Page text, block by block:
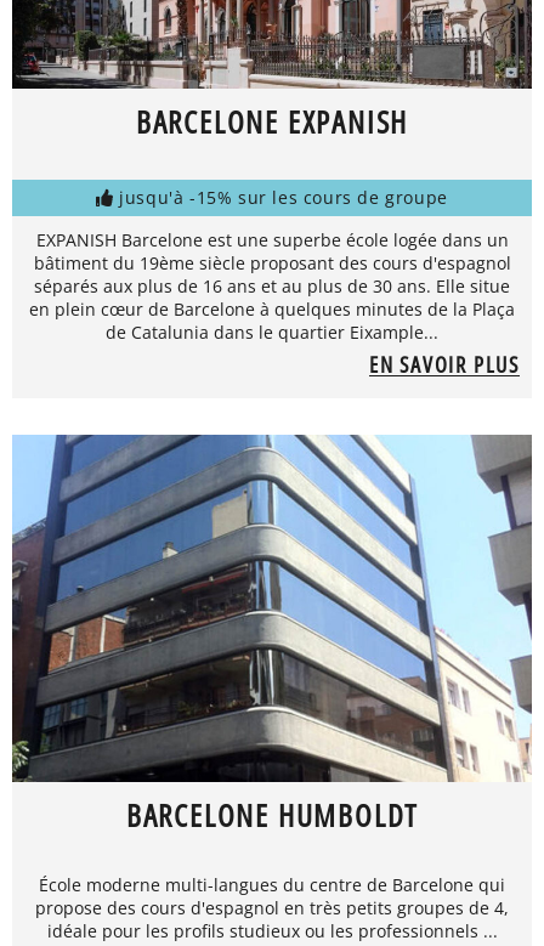
BARCELONE EXPANISH
jusqu'à -15% sur les cours de groupe
EXPANISH Barcelone est une superbe école logée dans un
bâtiment du 19ème siècle proposant des cours d'espagnol
séparés aux plus de 16 ans et au plus de 30 ans. Elle situe
en plein cœur de Barcelone à quelques minutes de la Plaça
de Catalunia dans le quartier Eixample...
EN SAVOIR PLUS
BARCELONE HUMBOLDT
École moderne multi-langues du centre de Barcelone qui
propose des cours d'espagnol en très petits groupes de 4,
idéale pour les profils studieux ou les professionnels ...